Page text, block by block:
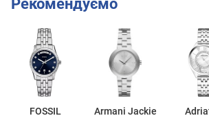
Рекомендуємо
FOSSIL
Armani Jackie